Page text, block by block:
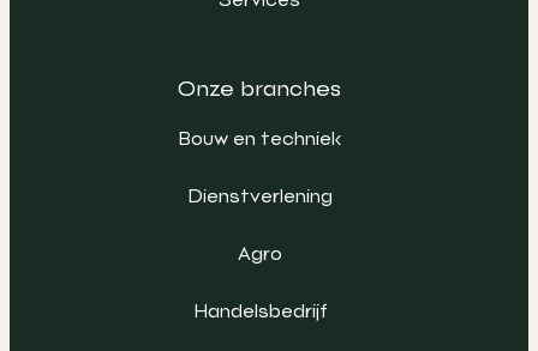
Onze branches
Bouw en techniek
Dienstverlening
Agro
Handelsbedrijf